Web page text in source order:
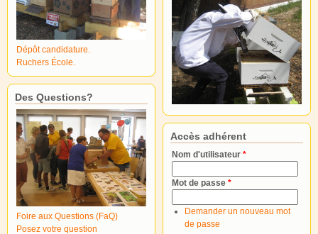
Dépôt candidature.
Ruchers École.
Des Questions?
Foire aux Questions (FaQ)
Posez votre question
Accès adhérent
Nom d'utilisateur *
Mot de passe *
Demander un nouveau mot
de passe